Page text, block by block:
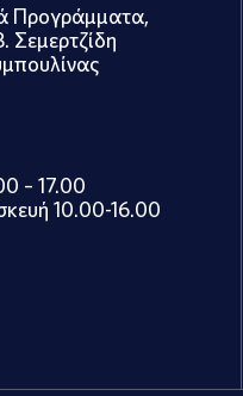
Προγράμματα,
Σεμερτζίδη
– 17.00
10.00-16.00